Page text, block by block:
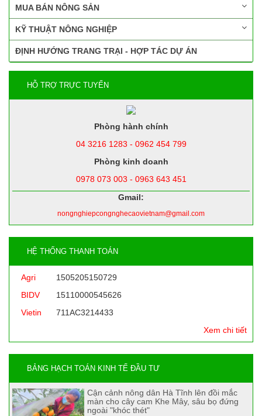
MUA BÁN NÔNG SẢN
KỸ THUẬT NÔNG NGHIỆP
ĐỊNH HƯỚNG TRANG TRẠI - HỢP TÁC DỰ ÁN
HỖ TRỢ TRỰC TUYẾN
Phòng hành chính
04 3216 1283 - 0962 454 799
Phòng kinh doanh
0978 073 003 - 0963 643 451
Gmail:
nongnghiepcongnghecaovietnam@gmail.com
HỆ THỐNG THANH TOÁN
Agri
1505205150729
BIDV
15110000545626
Vietin
711AC3214433
Xem chi tiết
BẢNG HẠCH TOÁN KINH TẾ ĐẦU TƯ
Cận cảnh nông dân Hà Tĩnh lên đồi mắc
màn cho cây cam Khe Mây, sâu bọ đứng
ngoài "khóc thét"